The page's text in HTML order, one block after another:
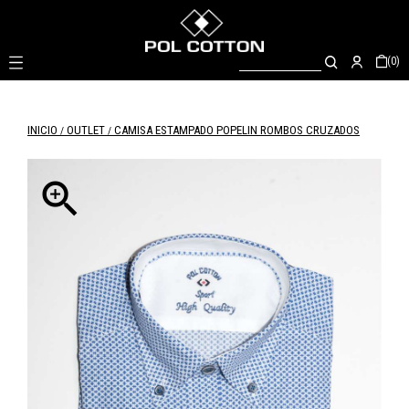
(0)
INICIO OUTLET CAMISA ESTAMPADO POPELIN ROMBOS CRUZADOS
